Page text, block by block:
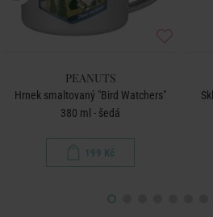
PEANUTS
Hrnek smaltovaný "Bird Watchers"
380 ml - šedá
199 Kč